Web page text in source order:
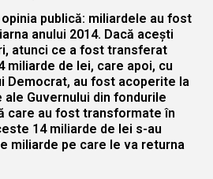
publică: miliardele au fost
anului 2014. Dacă acești
atunci ce a fost transferat
miliarde de lei, care apoi, cu
Democrat, au fost acoperite la
Guvernului din fondurile
care au fost transformate în
14 miliarde de lei s-au
miliarde pe care le va returna